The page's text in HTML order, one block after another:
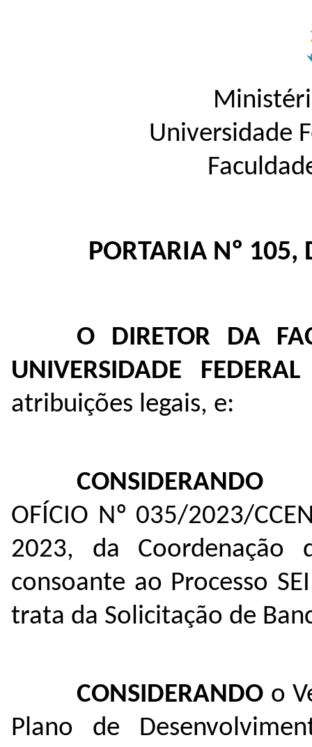
Universidade
PORTARIA Nº 105,
O DIRETOR DA
UNIVERSIDADE
atribuições legais, e:
CONSIDERANDO
OFÍCIO Nº 035/2023/
2023, da Coordenação
consoante ao Processo
trata da Solicitação de
CONSIDERANDO o
Plano de